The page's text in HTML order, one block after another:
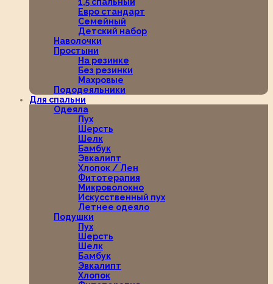
Евро стандарт
Семейный
Детский набор
Наволочки
Простыни
На резинке
Без резинки
Махровые
Пододеяльники
Для спальни
Одеяла
Пух
Шерсть
Шелк
Бамбук
Эвкалипт
Хлопок / Лен
Фитотерапия
Микроволокно
Искусственный пух
Летнее одеяло
Подушки
Пух
Шерсть
Шелк
Бамбук
Эвкалипт
Хлопок